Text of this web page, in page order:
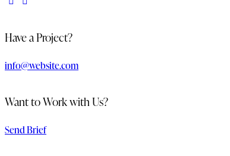
Have a Project?
info@website.com
Want to Work with Us?
Send Brief